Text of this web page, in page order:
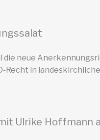
die neue
Recht in
Ulrike Hoffmann